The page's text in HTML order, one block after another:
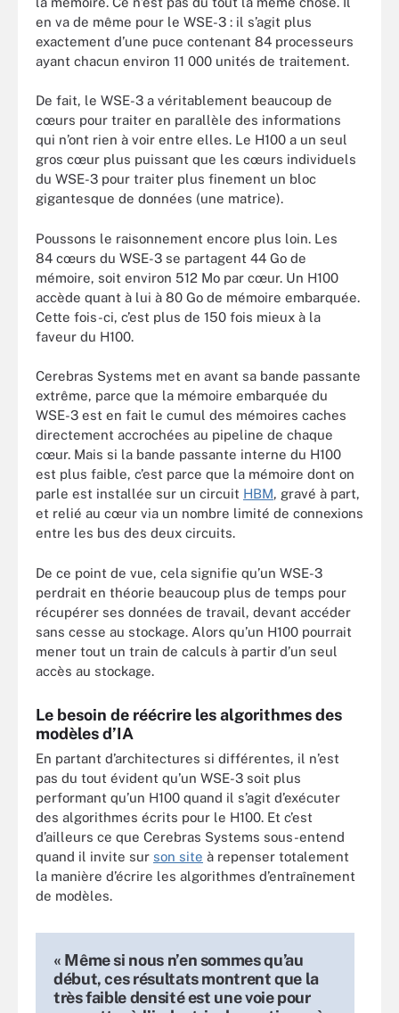
en va de même pour le WSE-3 : il s’agit plus
exactement d’une puce contenant 84 processeurs
ayant chacun environ 11 000 unités de traitement.
De fait, le WSE-3 a véritablement beaucoup de
cœurs pour traiter en parallèle des informations
qui n’ont rien à voir entre elles. Le H100 a un seul
gros cœur plus puissant que les cœurs individuels
du WSE-3 pour traiter plus finement un bloc
gigantesque de données (une matrice).
Poussons le raisonnement encore plus loin. Les
84 cœurs du WSE-3 se partagent 44 Go de
mémoire, soit environ 512 Mo par cœur. Un H100
accède quant à lui à 80 Go de mémoire embarquée.
Cette fois-ci, c’est plus de 150 fois mieux à la
faveur du H100.
Cerebras Systems met en avant sa bande passante
extrême, parce que la mémoire embarquée du
WSE-3 est en fait le cumul des mémoires caches
directement accrochées au pipeline de chaque
cœur. Mais si la bande passante interne du H100
est plus faible, c’est parce que la mémoire dont on
parle est installée sur un circuit HBM, gravé à part,
et relié au cœur via un nombre limité de connexions
entre les bus des deux circuits.
De ce point de vue, cela signifie qu’un WSE-3
perdrait en théorie beaucoup plus de temps pour
récupérer ses données de travail, devant accéder
sans cesse au stockage. Alors qu’un H100 pourrait
mener tout un train de calculs à partir d’un seul
accès au stockage.
Le besoin de réécrire les algorithmes des
modèles d’IA
En partant d’architectures si différentes, il n’est
pas du tout évident qu’un WSE-3 soit plus
performant qu’un H100 quand il s’agit d’exécuter
des algorithmes écrits pour le H100. Et c’est
d’ailleurs ce que Cerebras Systems sous-entend
quand il invite sur son site à repenser totalement
la manière d’écrire les algorithmes d’entraînement
de modèles.
« Même si nous n’en sommes qu’au
début, ces résultats montrent que la
très faible densité est une voie pour